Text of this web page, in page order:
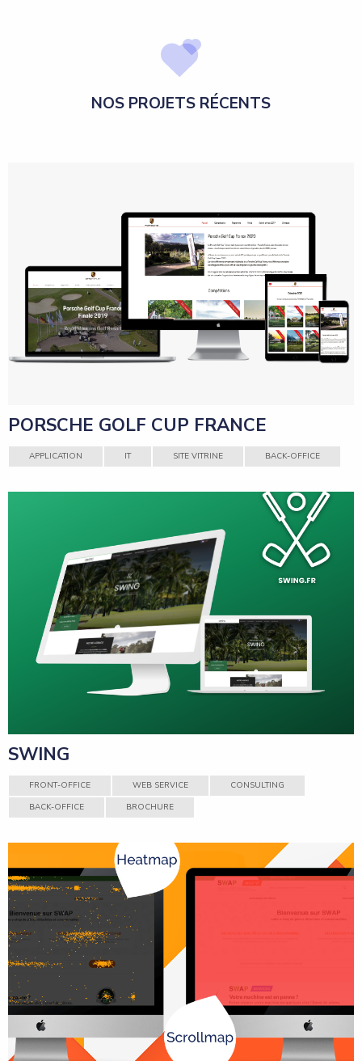
NOS PROJETS RÉCENTS
PORSCHE GOLF CUP FRANCE
APPLICATION IT SITE VITRINE BACK-OFFICE
SWING
FRONT-OFFICE WEB SERVICE
CONSULTING
BACK-OFFICE
BROCHURE